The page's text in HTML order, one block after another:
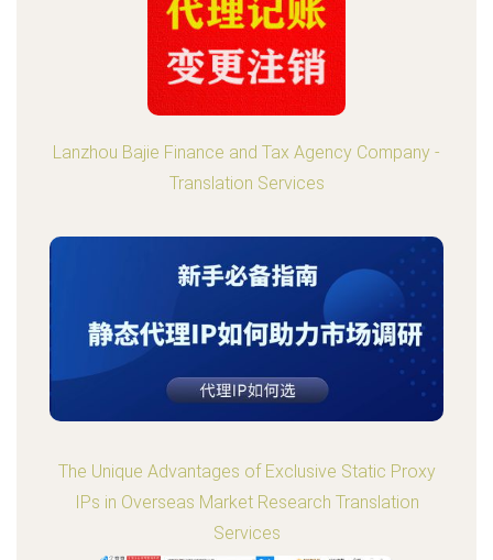
Lanzhou Bajie Finance and Tax Agency Company -
Translation Services
The Unique Advantages of Exclusive Static Proxy
IPs in Overseas Market Research Translation
Services